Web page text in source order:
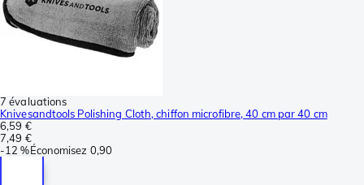
7 évaluations
Knivesandtools Polishing Cloth, chiffon microfibre, 40 cm par 40 cm
6,59 €
7,49 €
-12 %Économisez 0,90